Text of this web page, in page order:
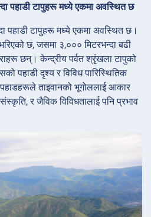
पहाडी टापुहरू मध्ये एकमा अवस्थित छ
पहाडी टापुहरू मध्ये एकमा अवस्थित छ।
छ, जसमा ३,००० मिटरभन्दा बढी
छन्। केन्द्रीय पर्वत श्रृंखला टापुको
पहाडी दृश्य र विविध पारिस्थितिक
पहाडहरूले ताइवानको भूगोललाई आकार
र जैविक विविधतालाई पनि प्रभाव